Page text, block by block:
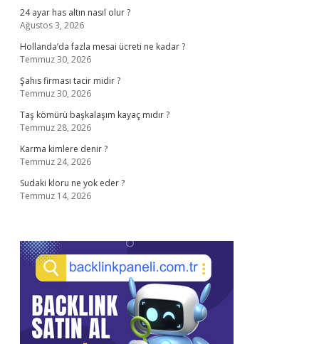
24 ayar has altın nasıl olur ?
Ağustos 3, 2026
Hollanda’da fazla mesai ücreti ne kadar ?
Temmuz 30, 2026
Şahıs firması tacir midir ?
Temmuz 30, 2026
Taş kömürü başkalaşım kayaç mıdır ?
Temmuz 28, 2026
Karma kimlere denir ?
Temmuz 24, 2026
Sudaki kloru ne yok eder ?
Temmuz 14, 2026